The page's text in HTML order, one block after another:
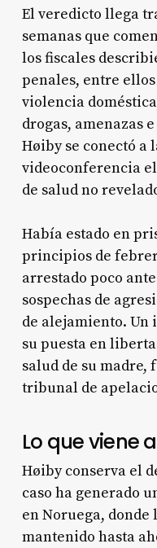
El veredicto llega
semanas que
los fiscales
penales, entre
violencia
drogas, amenazas
Høiby se conectó
videoconferencia
de salud no
Había estado en
principios de
arrestado poco
sospechas de
de alejamiento. Un
su puesta en
salud de su madre,
tribunal de
Lo que viene
Høiby conserva el
caso ha generado
en Noruega,
mantenido hasta